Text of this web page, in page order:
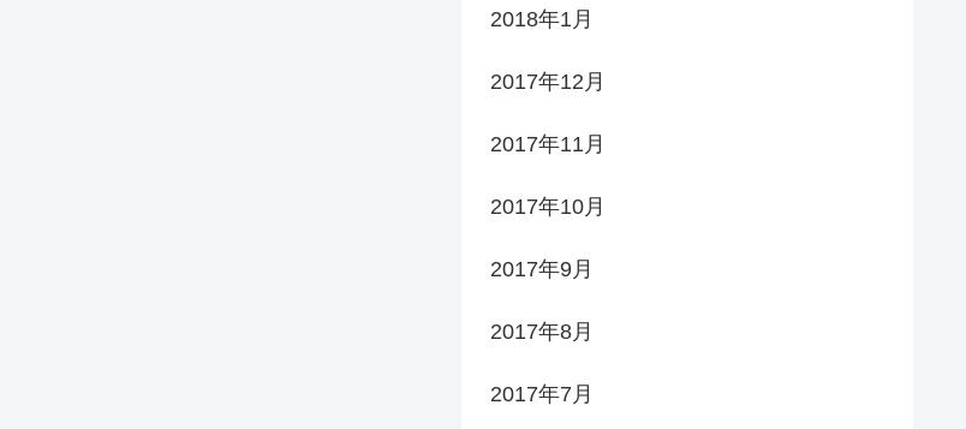
2018年1月
2017年12月
2017年11月
2017年10月
2017年9月
2017年8月
2017年7月